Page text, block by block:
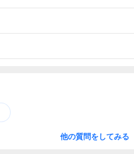
他の質問をしてみる